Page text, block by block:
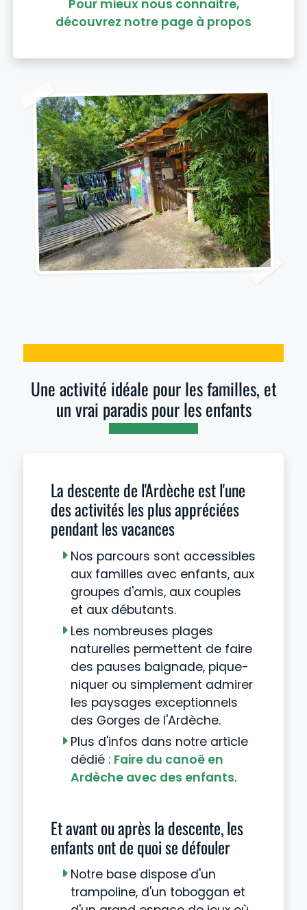
Pour mieux nous connaitre,
découvrez notre page à propos
Une activité idéale pour les familles, et
un vrai paradis pour les enfants
La descente de l'Ardèche est l'une
des activités les plus appréciées
pendant les vacances
Nos parcours sont accessibles
aux familles avec enfants, aux
groupes d'amis, aux couples
et aux débutants.
Les nombreuses plages
naturelles permettent de faire
des pauses baignade, pique-
niquer ou simplement admirer
les paysages exceptionnels
des Gorges de l'Ardèche.
Plus d'infos dans notre article
dédié : Faire du canoë en
Ardèche avec des enfants.
Et avant ou après la descente, les
enfants ont de quoi se défouler
Notre base dispose d'un
trampoline, d'un toboggan et